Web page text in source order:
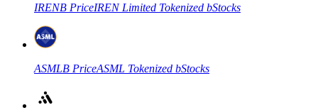
IRENB PriceIREN Limited Tokenized bStocks
ASMLB PriceASML Tokenized bStocks